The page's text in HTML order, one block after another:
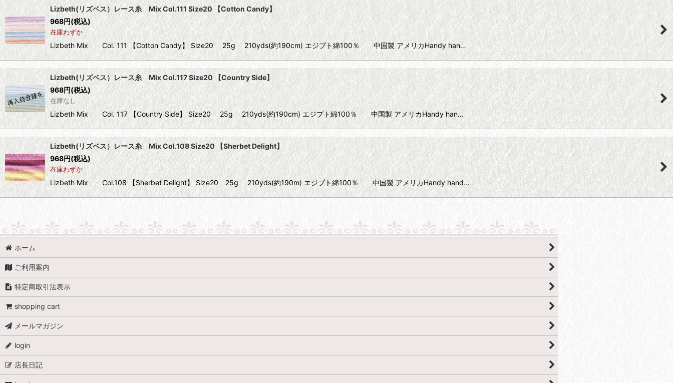
Lizbeth(リズベス）レース糸 Mix Col.111 Size20 【Cotton Candy】
968円(税込)
在庫わずか
Lizbeth Mix Col. 111 【Cotton Candy】 Size20 25g 210yds(約190cm) エジプト綿100％ 中国製 アメリカHandy han…
Lizbeth(リズベス）レース糸 Mix Col.117 Size20 【Country Side】
968円(税込)
在庫なし
Lizbeth Mix Col. 117 【Country Side】 Size20 25g 210yds(約190cm) エジプト綿100％ 中国製 アメリカHandy han…
Lizbeth(リズベス）レース糸 Mix Col.108 Size20 【Sherbet Delight】
968円(税込)
在庫わずか
Lizbeth Mix Col.108 【Sherbet Delight】 Size20 25g 210yds(約190m) エジプト綿100％ 中国製 アメリカHandy hand…
ホーム
ご利用案内
特定商取引法表示
shopping cart
メールマガジン
login
店長日記